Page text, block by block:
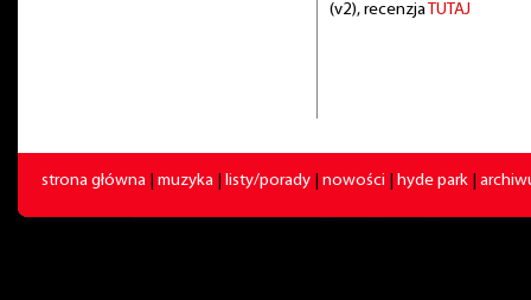
(v2), recenzja TUTAJ
strona główna muzyka listy/porady nowości hyde park